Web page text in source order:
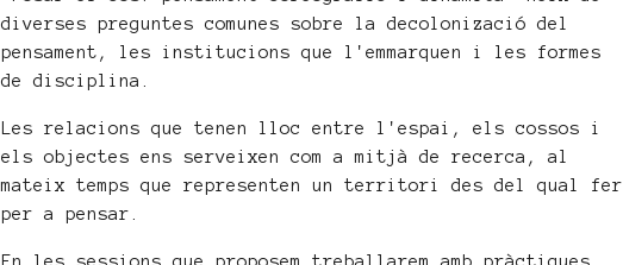
diverses preguntes comunes sobre la decolonizació del
pensament, les institucions que l'emmarquen i les formes
de disciplina.
Les relacions que tenen lloc entre l'espai, els cossos i
els objectes ens serveixen com a mitjà de recerca, al
mateix temps que representen un territori des del qual fer
per a pensar.